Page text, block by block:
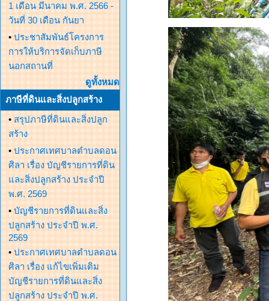
1 เดือน มีนาคม พ.ศ. 2566 -
วันที่ 30 เดือน กันยา
• ประชาสัมพันธ์โครงการ
การให้บริการจัดเก็บภาษี
นอกสถานที่
ดูทั้งหมด
ภาษีที่ดินและสิ่งปลูกสร้าง
• สรุปภาษีที่ดินและสิ่งปลูก
สร้าง
• ประกาศเทศบาลตำบลดอน
ศิลา เรื่อง บัญชีรายการที่ดิน
และสิ่งปลูกสร้าง ประจำปี
พ.ศ. 2569
• บัญชีรายการที่ดินและสิ่ง
ปลูกสร้าง ประจำปี พ.ศ.
2569
• ประกาศเทศบาลตำบลดอน
ศิลา เรื่อง แก้ไขเพิ่มเติม
บัญชีรายการที่ดินและสิ่ง
ปลูกสร้าง ประจำปี พ.ศ.